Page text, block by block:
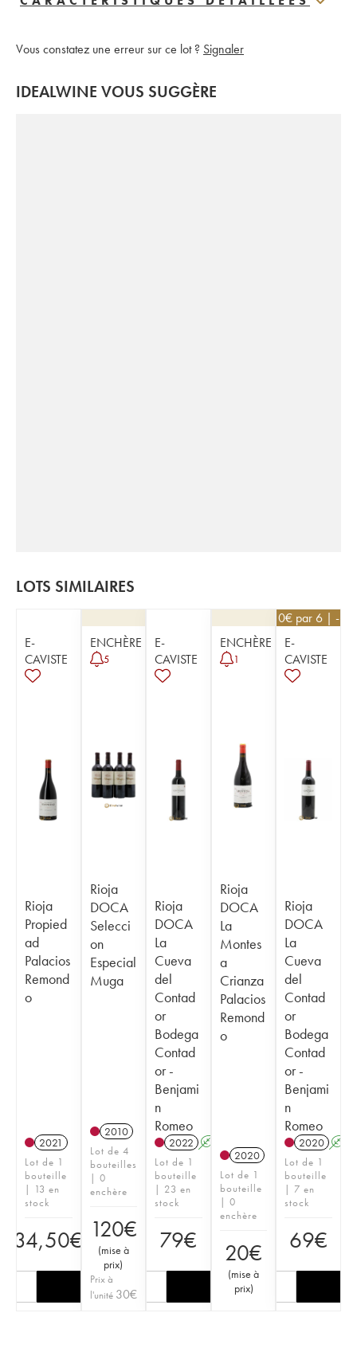
Vous constatez une erreur sur ce lot ? Signaler
IDEALWINE VOUS SUGGÈRE
LOTS SIMILAIRES
E-
CAVISTE
Rioja
Propied
ad
Palacios
Remond
o
2021
Lot de 1
bouteille
| 13 en
stock
34,50€
ENCHÈRE
5
Rioja
DOCA
Selecci
on
Especial
Muga
2010
Lot de 4
bouteilles
| 0
enchère
120€
(mise à
prix)
Prix à
l'unité 30€
E-
CAVISTE
Rioja
DOCA
La
Cueva
del
Contad
or
Bodega
Contad
or -
Benjami
n
Romeo
2022 A
Lot de 1
bouteille
| 23 en
stock
79€
ENCHÈRE
1
Rioja
DOCA
La
Montes
a
Crianza
Palacios
Remond
o
2020
Lot de 1
bouteille
| 0
enchère
20€
(mise à
prix)
62,10€ par 6 | -
E-
CAVISTE
Rioja
DOCA
La
Cueva
del
Contad
or
Bodega
Contad
or -
Benjami
n
Romeo
2020 A
Lot de 1
bouteille
| 7 en
stock
69€